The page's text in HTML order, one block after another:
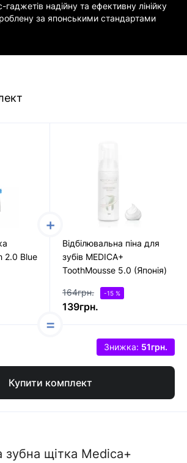
надійну та ефективну лінійку
за японськими стандартами
2.0 Blue
Відбілювальна піна для
зубів MEDICA+
ToothMousse 5.0 (Японія)
164грн. -15 %
139грн.
Знижка: 51грн.
Купити комплект
щітка Medica+